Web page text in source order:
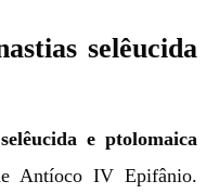
selêucida
e ptolomaica
Antíoco IV Epifânio.